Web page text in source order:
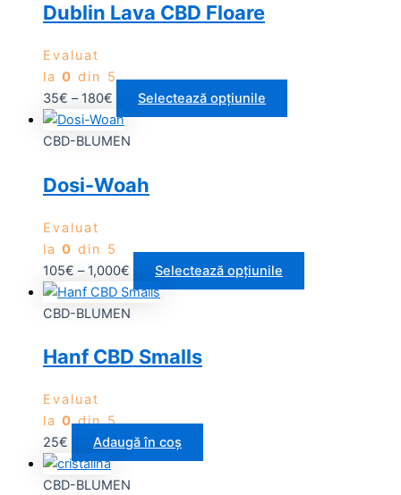
Dublin Lava CBD Floare
Evaluat
la 0 din 5
35€ – 180€ Selectează opțiunile
CBD-BLUMEN
Dosi-Woah
Evaluat
la 0 din 5
105€ – 1,000€ Selectează opțiunile
CBD-BLUMEN
Hanf CBD Smalls
Evaluat
la 0din 5
25€ Adaugă în coș
CBD-BLUMEN